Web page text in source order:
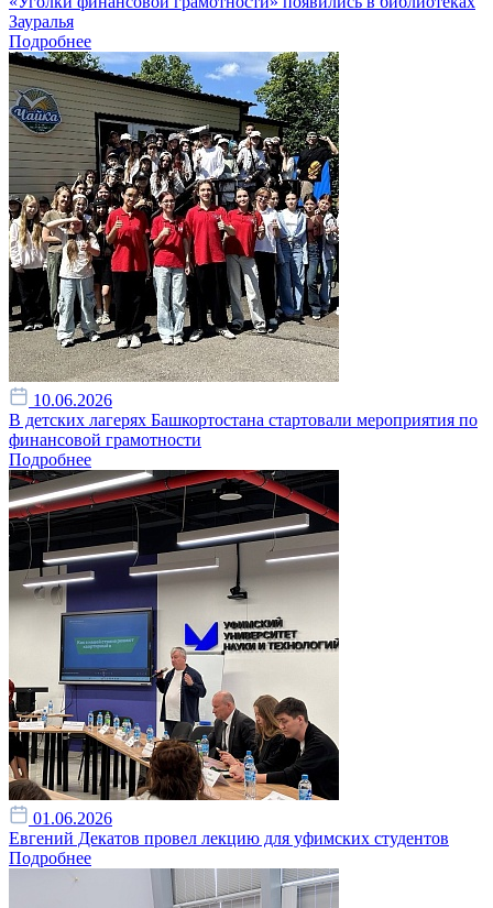
Зауралья
Подробнее
10.06.2026
В детских лагерях Башкортостана стартовали мероприятия по
финансовой грамотности
Подробнее
01.06.2026
Евгений Декатов провел лекцию для уфимских студентов
Подробнее